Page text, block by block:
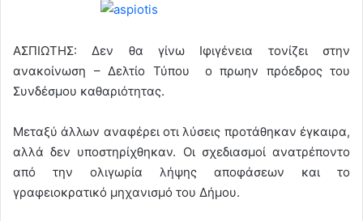
ΑΣΠΙΩΤΗΣ: Δεν θα γίνω Ιφιγένεια τονίζει στην
ανακοίνωση – Δελτίο Τύπου ο πρωην πρόεδρος του
Συνδέσμου καθαριότητας.
Μεταξύ άλλων αναφέρει οτι λύσεις προτάθηκαν έγκαιρα,
αλλά δεν υποστηρίχθηκαν. Οι σχεδιασμοί ανατρέποντο
από την ολιγωρία λήψης αποφάσεων και το
γραφειοκρατικό μηχανισμό του Δήμου.